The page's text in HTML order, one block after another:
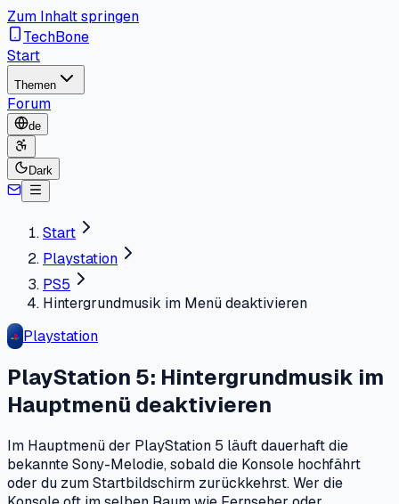
Zum Inhalt springen
TechBone
Start
Themen
Forum
de
Dark
Start
Playstation
PS5
Hintergrundmusik im Menü deaktivieren
Playstation
PlayStation 5: Hintergrundmusik im
Hauptmenü deaktivieren
Im Hauptmenü der PlayStation 5 läuft dauerhaft die
bekannte Sony-Melodie, sobald die Konsole hochfährt
oder du zum Startbildschirm zurückkehrst. Wer die